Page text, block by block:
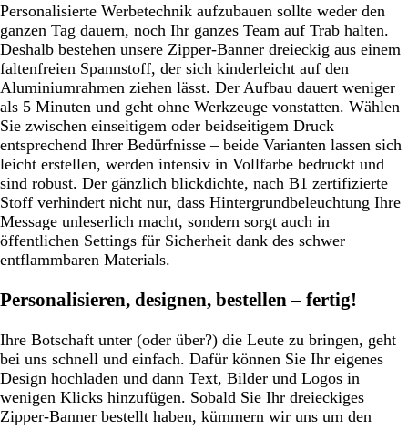
Personalisierte Werbetechnik aufzubauen sollte weder den
ganzen Tag dauern, noch Ihr ganzes Team auf Trab halten.
Deshalb bestehen unsere Zipper-Banner dreieckig aus einem
faltenfreien Spannstoff, der sich kinderleicht auf den
Aluminiumrahmen ziehen lässt. Der Aufbau dauert weniger
als 5 Minuten und geht ohne Werkzeuge vonstatten. Wählen
Sie zwischen einseitigem oder beidseitigem Druck
entsprechend Ihrer Bedürfnisse – beide Varianten lassen sich
leicht erstellen, werden intensiv in Vollfarbe bedruckt und
sind robust. Der gänzlich blickdichte, nach B1 zertifizierte
Stoff verhindert nicht nur, dass Hintergrundbeleuchtung Ihre
Message unleserlich macht, sondern sorgt auch in
öffentlichen Settings für Sicherheit dank des schwer
entflammbaren Materials.
Personalisieren, designen, bestellen – fertig!
Ihre Botschaft unter (oder über?) die Leute zu bringen, geht
bei uns schnell und einfach. Dafür können Sie Ihr eigenes
Design hochladen und dann Text, Bilder und Logos in
wenigen Klicks hinzufügen. Sobald Sie Ihr dreieckiges
Zipper-Banner bestellt haben, kümmern wir uns um den